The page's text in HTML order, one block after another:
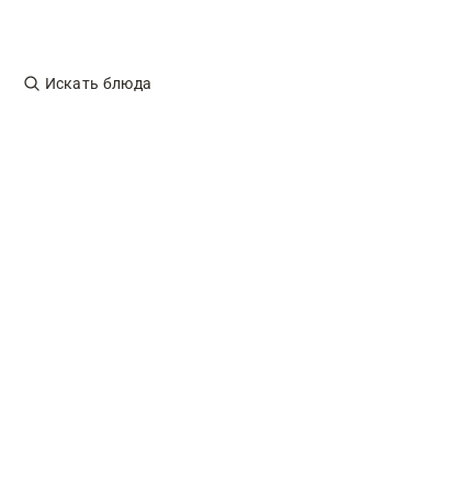
Искать блюда